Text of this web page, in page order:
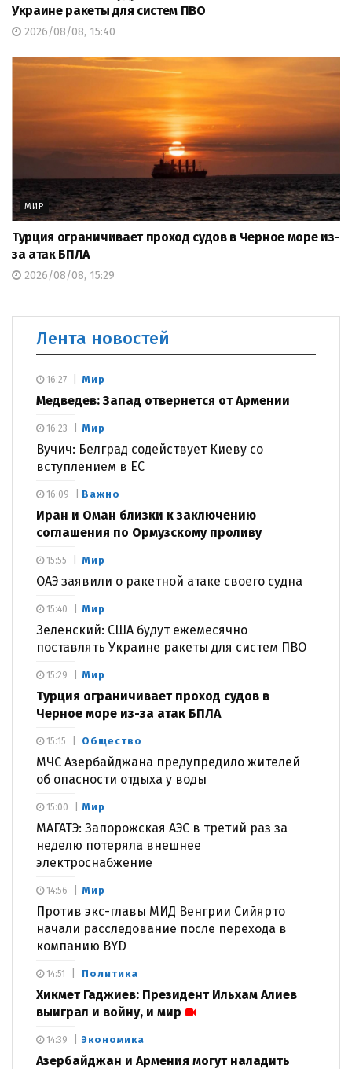
Украине ракеты для систем ПВО
2026/08/08, 15:40
МИР
Турция ограничивает проход судов в Черное море из-
за атак БПЛА
2026/08/08, 15:29
Лента новостей
Мир
Медведев: Запад отвернется от Армении
16:27
Мир
Вучич: Белград содействует Киеву со
вступлением в ЕС
16:23
Важно
Иран и Оман близки к заключению
соглашения по Ормузскому проливу
16:09
Мир
ОАЭ заявили о ракетной атаке своего судна
15:55
Мир
Зеленский: США будут ежемесячно
поставлять Украине ракеты для систем ПВО
15:40
Мир
Турция ограничивает проход судов в
Черное море из-за атак БПЛА
15:29
Общество
МЧС Азербайджана предупредило жителей
об опасности отдыха у воды
15:15
Мир
МАГАТЭ: Запорожская АЭС в третий раз за
неделю потеряла внешнее
электроснабжение
15:00
Мир
Против экс-главы МИД Венгрии Сийярто
начали расследование после перехода в
компанию BYD
14:56
Политика
Хикмет Гаджиев: Президент Ильхам Алиев
выиграл и войну, и мир
14:51
Экономика
Азербайджан и Армения могут наладить
14:39